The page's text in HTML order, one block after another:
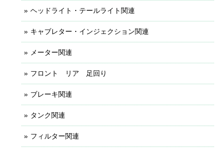
ヘッドライト・テールライト関連
キャブレター・インジェクション関連
メーター関連
フロント リア 足回り
ブレーキ関連
タンク関連
フィルター関連